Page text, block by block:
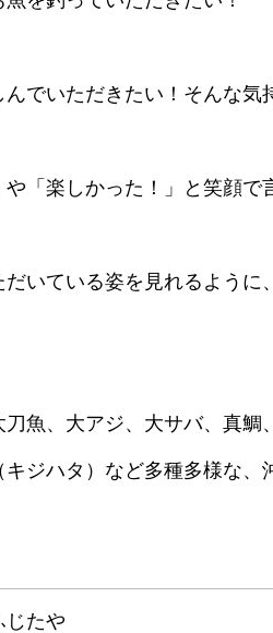
でいただきたい！そんな気
「楽しかった！」と笑顔で
いている姿を見れるよう
魚、大アジ、大サバ、真
ジハタ）など多種多様な
じたや